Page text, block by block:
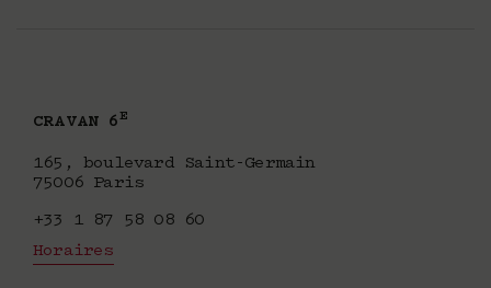
CRAVAN 6E
165, boulevard Saint-Germain
75006 Paris
+33 1 87 58 08 60
Horaires